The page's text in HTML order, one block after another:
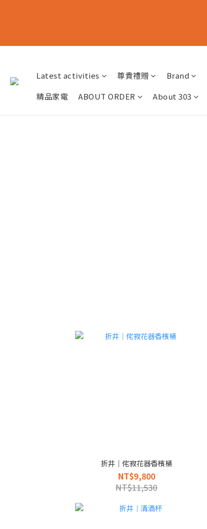
Latest activities 尊貴禮贈 Brand
精品家電
ABOUT ORDER About 303
折井｜侘寂花器香檳桶
NT$9,800
NT$11,530